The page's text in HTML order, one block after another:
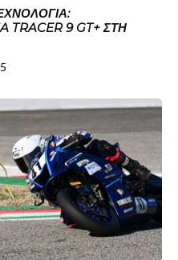
TRACER 9 GT+ ΣΤΗ